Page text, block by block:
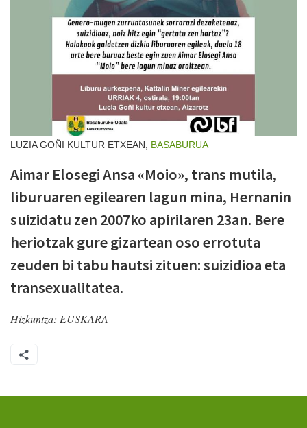
LUZIA GOÑI KULTUR ETXEAN, BASABURUA
Aimar Elosegi Ansa «Moio», trans mutila,
liburuaren egilearen lagun mina, Hernanin
suizidatu zen 2007ko apirilaren 23an. Bere
heriotzak gure gizartean oso errotuta
zeuden bi tabu hautsi zituen: suizidioa eta
transexualitatea.
Hizkuntza: EUSKARA